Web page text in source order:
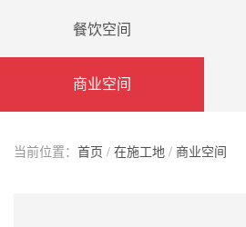
餐饮空间
商业空间
当前位置： 首页 / 在施工地 / 商业空间